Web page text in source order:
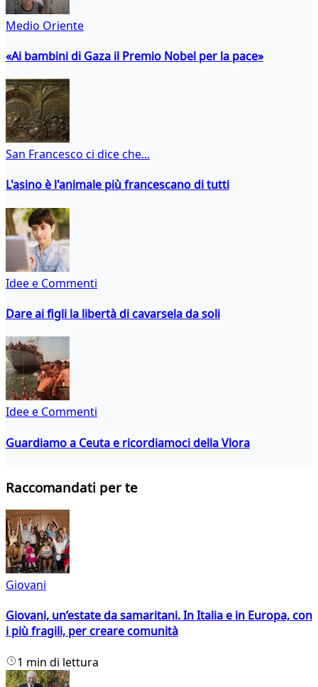
Medio Oriente
«Ai bambini di Gaza il Premio Nobel per la pace»
San Francesco ci dice che...
L'asino è l'animale più francescano di tutti
Idee e Commenti
Dare ai figli la libertà di cavarsela da soli
Idee e Commenti
Guardiamo a Ceuta e ricordiamoci della Vlora
Raccomandati per te
Giovani
Giovani, un’estate da samaritani. In Italia e in Europa, con
i più fragili, per creare comunità
1 min di lettura